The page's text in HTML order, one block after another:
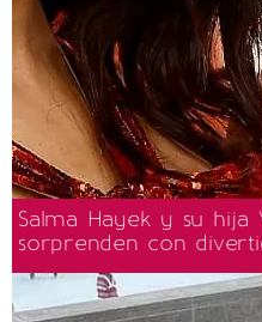
Salma Hayek y su hija
sorprenden con